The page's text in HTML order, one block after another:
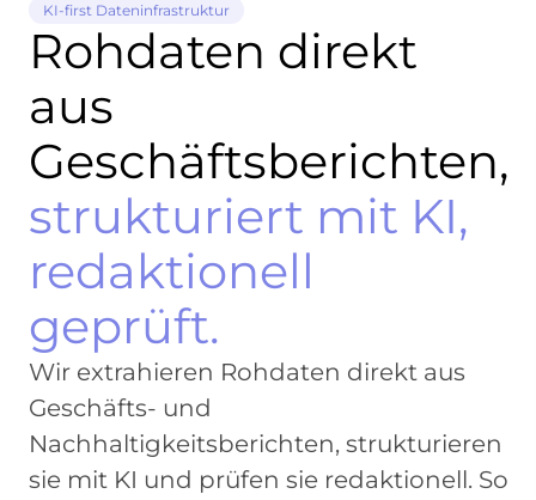
KI-first Dateninfrastruktur
Rohdaten direkt
aus
Geschäftsberichten,
strukturiert mit KI,
redaktionell
geprüft.
Wir extrahieren Rohdaten direkt aus
Geschäfts- und
Nachhaltigkeitsberichten, strukturieren
sie mit KI und prüfen sie redaktionell. So
SEC Filings